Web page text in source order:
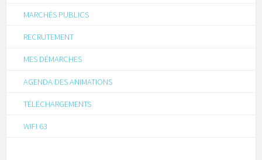
MARCHÉS PUBLICS
RECRUTEMENT
MES DÉMARCHES
AGENDA DES ANIMATIONS
TÉLÉCHARGEMENTS
WIFI 63